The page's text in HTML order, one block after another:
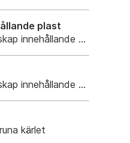
plast
innehållande plast
innehållande plast
kärlet